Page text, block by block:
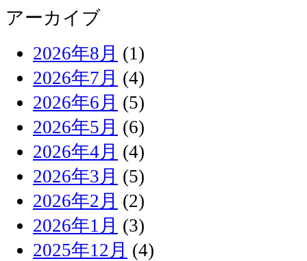
アーカイブ
2026年8月 (1)
2026年7月 (4)
2026年6月 (5)
2026年5月 (6)
2026年4月 (4)
2026年3月 (5)
2026年2月 (2)
2026年1月 (3)
2025年12月 (4)